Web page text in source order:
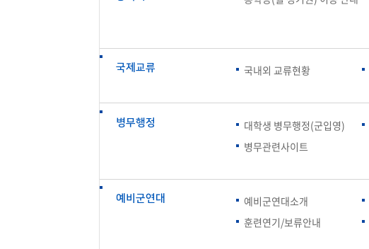
국제교류 국내외 교류현황
병무행정 대학생 병무행정(군입영)
병무관련사이트
예비군연대 예비군연대소개
훈련연기/보류안내